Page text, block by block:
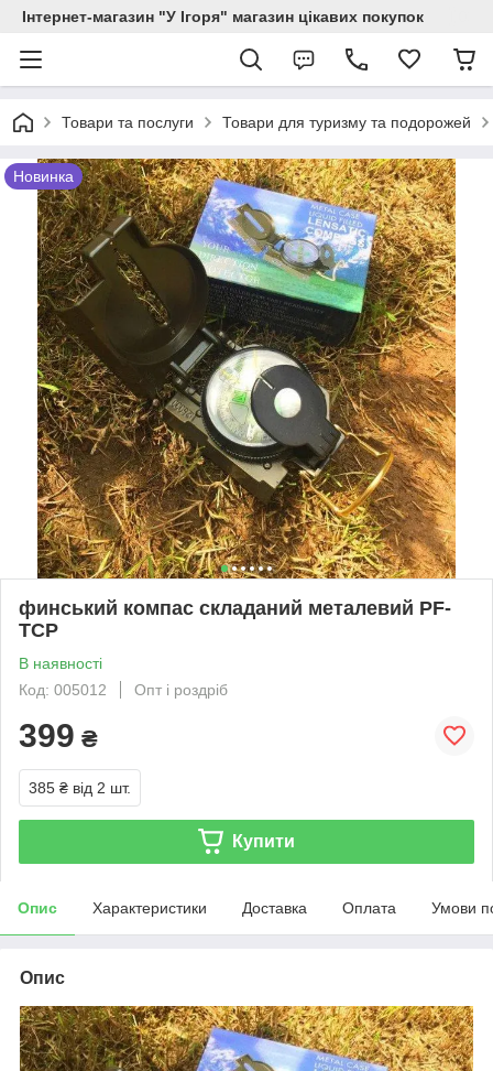
Інтернет-магазин "У Ігоря" магазин цікавих покупок
Товари та послуги Товари для туризму та подорожей
Новинка
финський компас складаний металевий PF-
TCP
В наявності
Код: 005012
Опт і роздріб
399 ₴
385 ₴ від 2 шт.
Купити
Опис Характеристики Доставка Оплата Умови
Опис